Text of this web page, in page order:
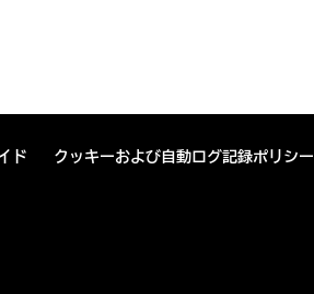
ド クッキーおよび自動ログ記録ポリシー